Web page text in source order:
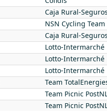
Caja Rural-
NSN Cycling Team
Caja Rural-
Lotto-Intermarché
Lotto-Intermarché
Lotto-Intermarché
Team
Team Picnic
Team Picnic